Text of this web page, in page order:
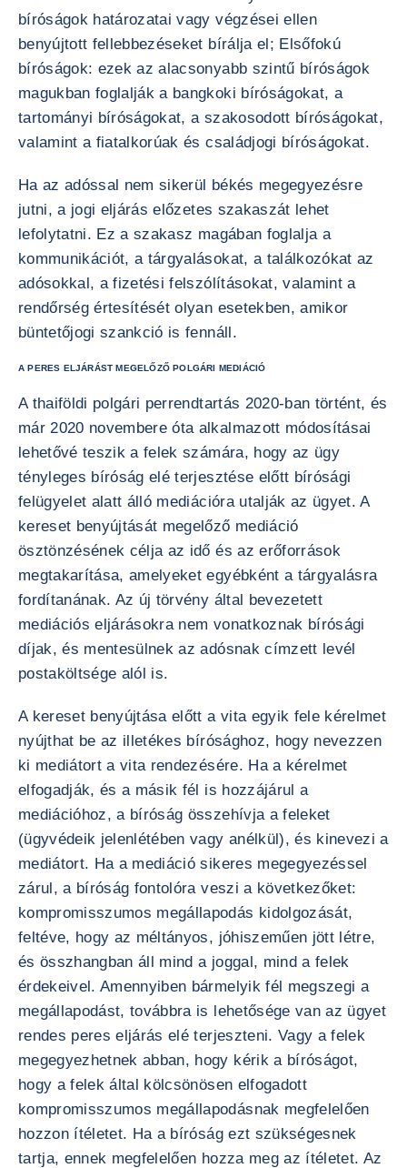
bíróságok határozatai vagy végzései ellen
benyújtott fellebbezéseket bírálja el; Elsőfokú
bíróságok: ezek az alacsonyabb szintű bíróságok
magukban foglalják a bangkoki bíróságokat, a
tartományi bíróságokat, a szakosodott bíróságokat,
valamint a fiatalkorúak és családjogi bíróságokat.
Ha az adóssal nem sikerül békés megegyezésre
jutni, a jogi eljárás előzetes szakaszát lehet
lefolytatni. Ez a szakasz magában foglalja a
kommunikációt, a tárgyalásokat, a találkozókat az
adósokkal, a fizetési felszólításokat, valamint a
rendőrség értesítését olyan esetekben, amikor
büntetőjogi szankció is fennáll.
A PERES ELJÁRÁST MEGELŐZŐ POLGÁRI MEDIÁCIÓ
A thaiföldi polgári perrendtartás 2020-ban történt, és
már 2020 novembere óta alkalmazott módosításai
lehetővé teszik a felek számára, hogy az ügy
tényleges bíróság elé terjesztése előtt bírósági
felügyelet alatt álló mediációra utalják az ügyet. A
kereset benyújtását megelőző mediáció
ösztönzésének célja az idő és az erőforrások
megtakarítása, amelyeket egyébként a tárgyalásra
fordítanának. Az új törvény által bevezetett
mediációs eljárásokra nem vonatkoznak bírósági
díjak, és mentesülnek az adósnak címzett levél
postaköltsége alól is.
A kereset benyújtása előtt a vita egyik fele kérelmet
nyújthat be az illetékes bírósághoz, hogy nevezzen
ki mediátort a vita rendezésére. Ha a kérelmet
elfogadják, és a másik fél is hozzájárul a
mediációhoz, a bíróság összehívja a feleket
(ügyvédeik jelenlétében vagy anélkül), és kinevezi a
mediátort. Ha a mediáció sikeres megegyezéssel
zárul, a bíróság fontolóra veszi a következőket:
kompromisszumos megállapodás kidolgozását,
feltéve, hogy az méltányos, jóhiszeműen jött létre,
és összhangban áll mind a joggal, mind a felek
érdekeivel. Amennyiben bármelyik fél megszegi a
megállapodást, továbbra is lehetősége van az ügyet
rendes peres eljárás elé terjeszteni. Vagy a felek
megegyezhetnek abban, hogy kérik a bíróságot,
hogy a felek által kölcsönösen elfogadott
kompromisszumos megállapodásnak megfelelően
hozzon ítéletet. Ha a bíróság ezt szükségesnek
tartja, ennek megfelelően hozza meg az ítéletet. Az